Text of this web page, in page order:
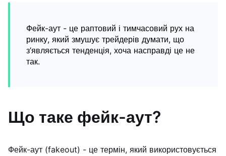
Фейк-аут - це раптовий і тимчасовий рух на
ринку, який змушує трейдерів думати, що
з’являється тенденція, хоча насправді це не
так.
Що таке фейк-аут?
Фейк-аут (fakeout) - це термін, який використовується